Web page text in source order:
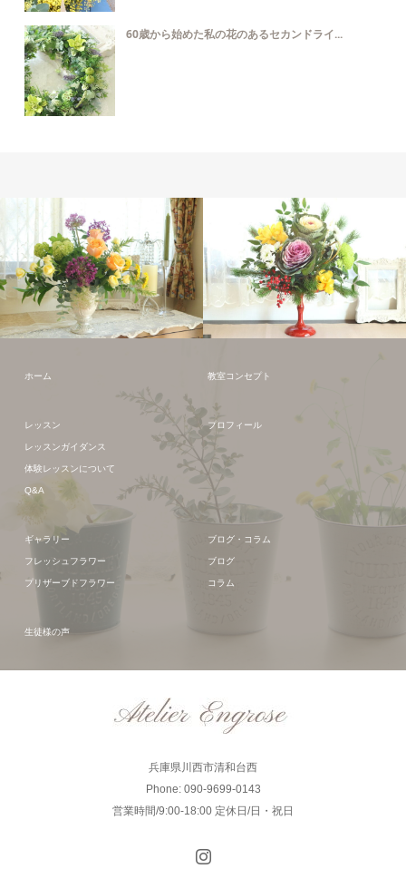
60歳から始めた私の花のあるセカンドライ...
フレッシュフラワー
ホーム 教室コンセプト
レッスン
レッスンガイダンス
体験レッスンについて
Q&A
プロフィール
ギャラリー
フレッシュフラワー
プリザーブドフラワー
ブログ・コラム
ブログ
コラム
生徒様の声
兵庫県川西市清和台西
Phone: 090-9699-0143
営業時間/9:00-18:00 定休日/日・祝日